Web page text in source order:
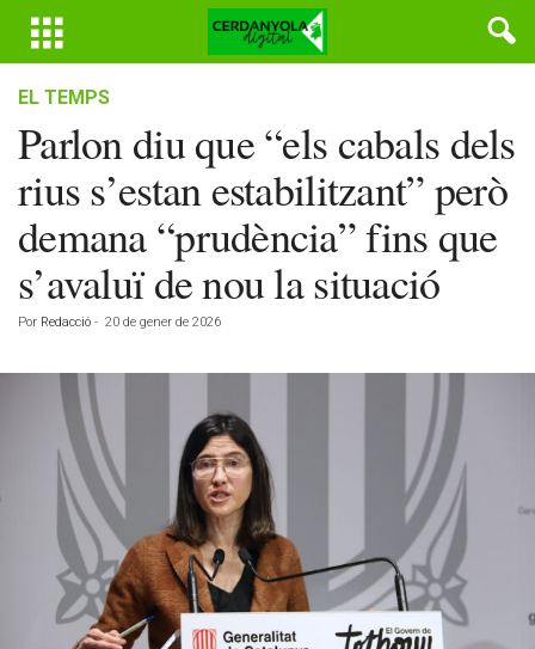
EL TEMPS
Parlon diu que “els cabals dels
rius s’estan estabilitzant” però
demana “prudència” fins que
s’avaluï de nou la situació
Por Redacció - 20 de gener de 2026